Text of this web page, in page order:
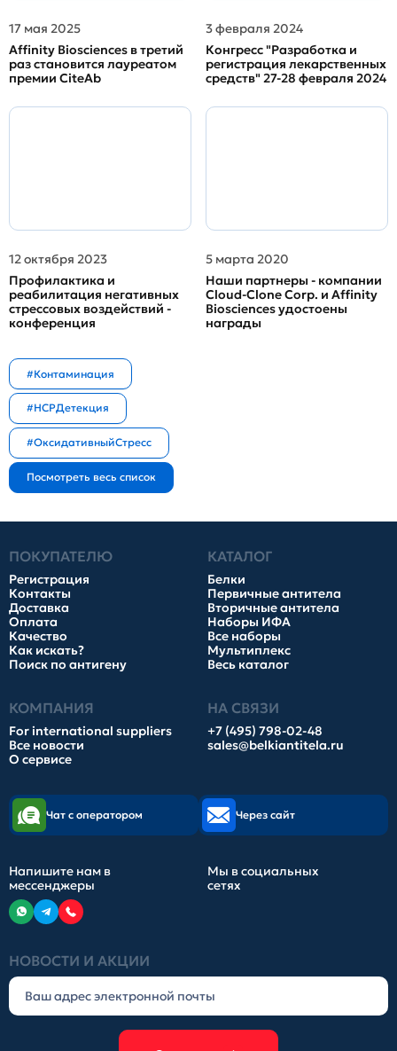
17 мая 2025
Affinity Biosciences в третий
раз становится лауреатом
премии CiteAb
3 февраля 2024
Конгресс "Разработка и
регистрация лекарственных
средств" 27-28 февраля 2024
12 октября 2023
Профилактика и
реабилитация негативных
стрессовых воздействий -
конференция
5 марта 2020
Наши партнеры - компании
Cloud-Clone Corp. и Affinity
Biosciences удостоены
награды
#Контаминация
#HCPДетекция
#ОксидативныйСтресс
ПОКУПАТЕЛЮ
Регистрация
Контакты
Доставка
Оплата
Качество
Как искать?
Поиск по антигену
КАТАЛОГ
Белки
Первичные антитела
Вторичные антитела
Наборы ИФА
Все наборы
Мультиплекс
Весь каталог
КОМПАНИЯ
For international suppliers
Все новости
О сервисе
НА СВЯЗИ
+7 (495) 798-02-48
sales@belkiantitela.ru
НОВОСТИ И АКЦИИ
Чат с оператором Через сайт
Напишите нам в
мессенджеры
Мы в социальных
сетях